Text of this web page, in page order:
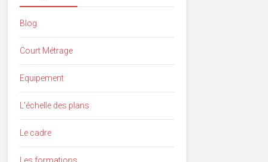
Blog
Court Métrage
Equipement
L'échelle des plans
Le cadre